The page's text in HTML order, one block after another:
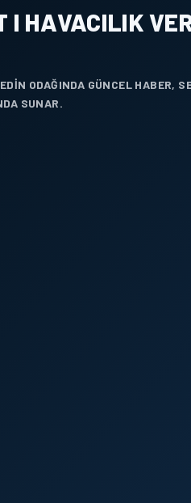
I HAVACILIK
ODAĞINDA GÜNCEL HABER,
SUNAR.